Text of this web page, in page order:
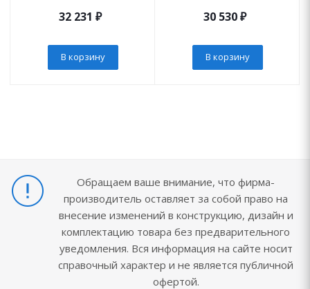
32 231 ₽
В корзину
30 530₽
В корзину
Обращаем ваше внимание, что фирма-
производитель оставляет за собой право на
внесение изменений в конструкцию, дизайн и
комплектацию товара без предварительного
уведомления. Вся информация на сайте носит
справочный характер и не является публичной
офертой.